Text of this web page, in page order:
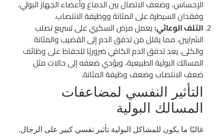
الإحساس، وضعف الاتصال بين الدماغ وأعضاء الجهاز البولي،
وفقدان السيطرة على المثانة ووظيفة الانتصاب.
التلف الوعائي:يعمل مرض السكري على تسريع تصلب
الشرايين، مما يقلل من تدفق الدم إلى القضيب والمثانة
والكلى. يعد تدفق الدم الكافي ضروريًا للحفاظ على وظائف
المسالك البولية الطبيعية، ويؤدي ضعفه إلى حالات مثل
ضعف الانتصاب وضعف وظيفة المثانة.
التأثير النفسي لمضاعفات
المسالك البولية
غالبًا ما يكون للمشاكل البولية تأثير نفسي كبير على الرجال.